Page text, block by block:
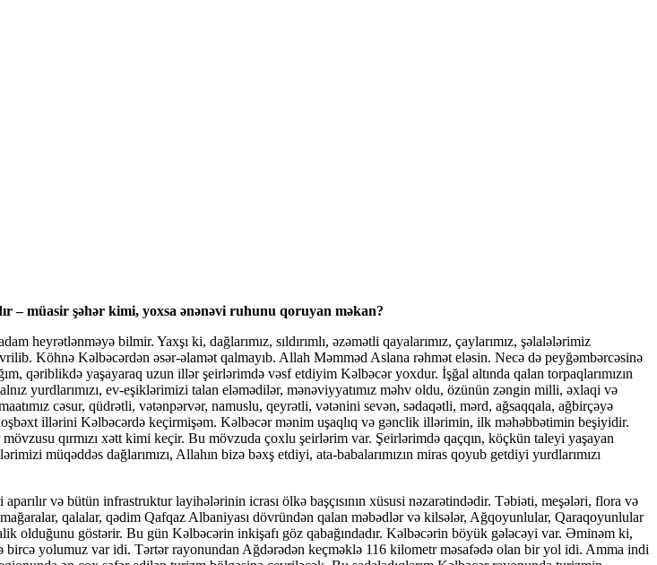
– müasir şəhər kimi, yoxsa ənənəvi ruhunu qoruyan məkan?
heyrətlənməyə bilmir. Yaxşı ki, dağlarımız, sıldırımlı, əzəmətli qayalarımız, çaylarımız, şəlalələrimiz
Köhnə Kəlbəcərdən əsər-əlamət qalmayıb. Allah Məmməd Aslana rəhmət eləsin. Necə də peyğəmbərcəsinə
qəriblikdə yaşayaraq uzun illər şeirlərimdə vəsf etdiyim Kəlbəcər yoxdur. İşğal altında qalan torpaqlarımızın
yurdlarımızı, ev-eşiklərimizi talan eləmədilər, mənəviyyatımız məhv oldu, özünün zəngin milli, əxlaqi və
cəsur, qüdrətli, vətənpərvər, namuslu, qeyrətli, vətənini sevən, sədaqətli, mərd, ağsaqqala, ağbirçəyə
illərini Kəlbəcərdə keçirmişəm. Kəlbəcər mənim uşaqlıq və gənclik illərimin, ilk məhəbbətimin beşiyidir.
qırmızı xətt kimi keçir. Bu mövzuda çoxlu şeirlərim var. Şeirlərimdə qaçqın, köçkün taleyi yaşayan
müqəddəs dağlarımızı, Allahın bizə bəxş etdiyi, ata-babalarımızın miras qoyub getdiyi yurdlarımızı
və bütün infrastruktur layihələrinin icrası ölkə başçısının xüsusi nəzarətindədir. Təbiəti, meşələri, flora və
qalalar, qədim Qafqaz Albaniyası dövründən qalan məbədlər və kilsələr, Ağqoyunlular, Qaraqoyunlular
olduğunu göstərir. Bu gün Kəlbəcərin inkişafı göz qabağındadır. Kəlbəcərin böyük gələcəyi var. Əminəm ki,
yolumuz var idi. Tərtər rayonundan Ağdərədən keçməklə 116 kilometr məsafədə olan bir yol idi. Amma indi